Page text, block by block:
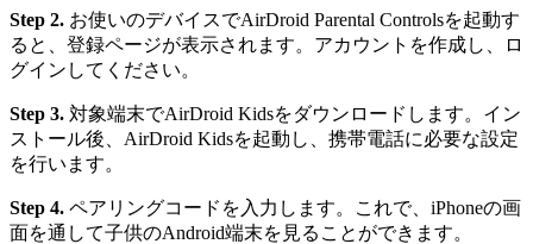
Step 2. お使いのデバイスでAirDroid Parental Controlsを起動す
ると、登録ページが表示されます。アカウントを作成し、ロ
グインしてください。
Step 3. 対象端末でAirDroid Kidsをダウンロードします。イン
ストール後、AirDroid Kidsを起動し、携帯電話に必要な設定
を行います。
Step 4. ペアリングコードを入力します。これで、iPhoneの画
面を通して子供のAndroid端末を見ることができます。